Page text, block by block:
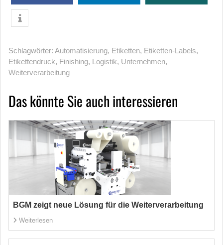
Schlagwörter: Automatisierung, Etiketten, Etiketten-Labels,
Etikettendruck, Finishing, Logistik, Unternehmen,
Weiterverarbeitung
Das könnte Sie auch interessieren
BGM zeigt neue Lösung für die Weiterverarbeitung
Weiterlesen